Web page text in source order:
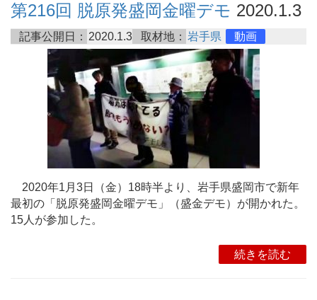
第216回 脱原発盛岡金曜デモ 2020.1.3
記事公開日： 2020.1.3 取材地： 岩手県 動画
2020年1月3日（金）18時半より、岩手県盛岡市で新年
最初の「脱原発盛岡金曜デモ」（盛金デモ）が開かれた。
15人が参加した。
続きを読む